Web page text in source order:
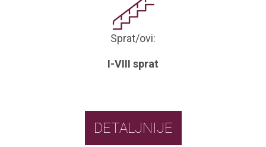
Sprat/ovi:
I-VIII sprat
DETALJNIJE